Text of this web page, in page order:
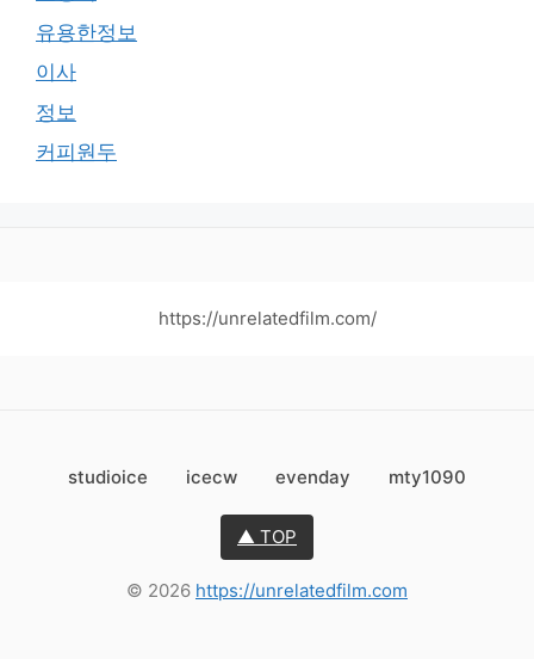
유용한정보
이사
정보
커피원두
https://unrelatedfilm.com/
studioice icecw evenday mty1090
▲ TOP
© 2026 https://unrelatedfilm.com